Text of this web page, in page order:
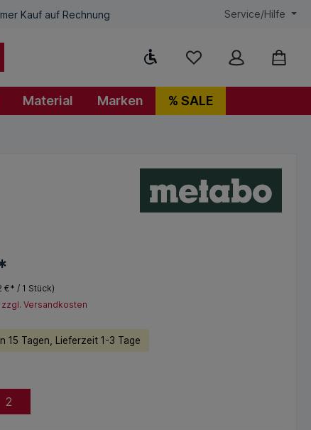
Kauf auf Rechnung Service/Hilfe
Werkzeugleiste anzeigen
Material Marken % SALE
€* / 1 Stück)
Versandkosten
15 Tagen, Lieferzeit 1-3 Tage
2